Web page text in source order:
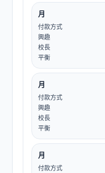
月
付款方式
興趣
校長
平衡
月
付款方式
興趣
校長
平衡
月
付款方式